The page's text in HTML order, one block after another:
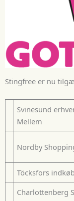
Stingfree er nu
Svinesund
Mellem
Nordby
Töcksfors
Charlottenberg